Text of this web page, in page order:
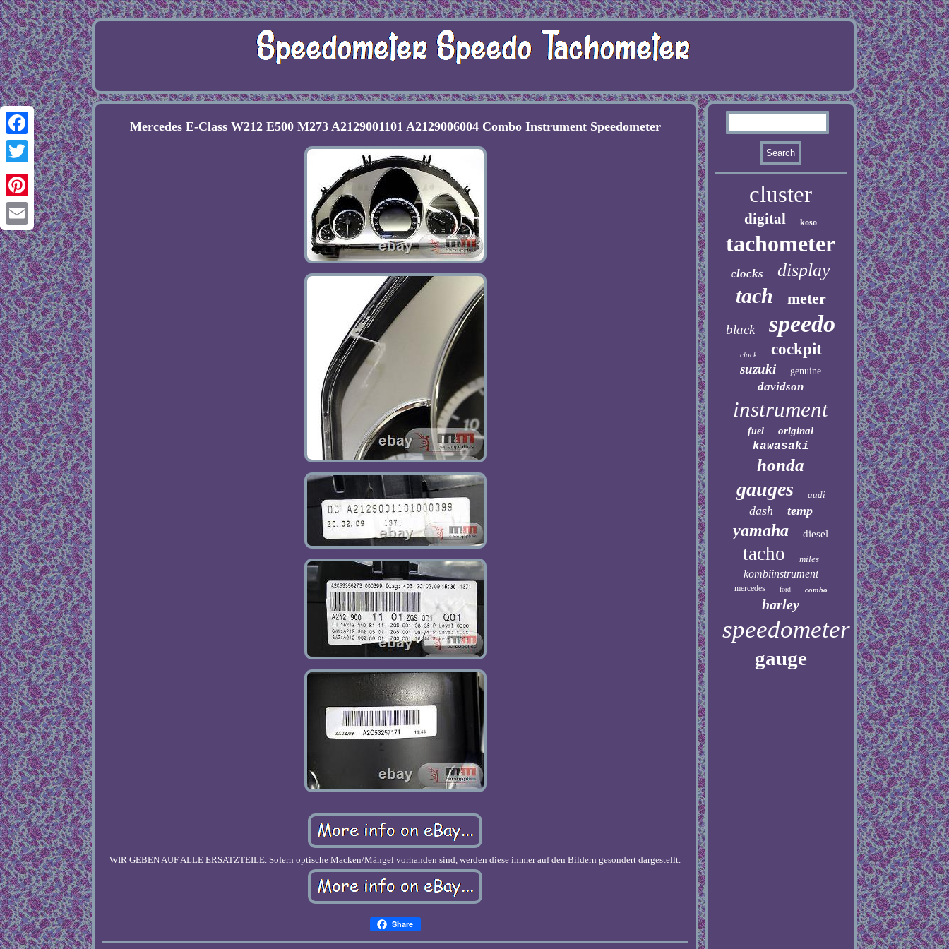
Facebook
Twitter
Pinterest
Email
Mercedes E-Class W212 E500 M273 A2129001101 A2129006004 Combo Instrument Speedometer
WIR GEBEN AUF ALLE ERSATZTEILE. Sofern optische Macken/Mängel vorhanden sind, werden diese immer auf den Bildern gesondert dargestellt.
Share
cluster
digital koso
tachometer
clocks display
tach meter
black speedo
clock cockpit
suzuki genuine
davidson
instrument
fuel original
kawasaki
honda
gauges audi
dash temp
yamaha diesel
tacho miles
kombiinstrument
mercedes ford combo
harley
speedometer
gauge